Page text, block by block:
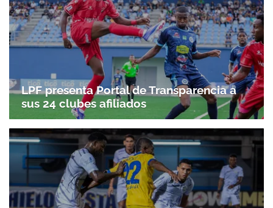
Gracias por suscribirte a nuestro boletín.
LPF presenta Portal de Transparencia a
sus 24 clubes afiliados